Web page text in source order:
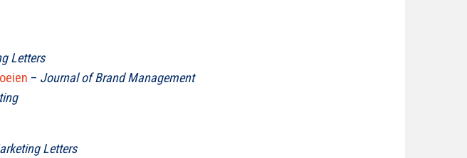
Letters
– Journal of Brand Management
Letters